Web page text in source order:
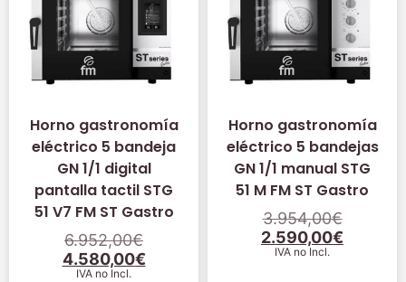
Horno gastronomía
eléctrico 5 bandeja
GN 1/1 digital
pantalla tactil STG
51 V7 FM ST Gastro
6.952,00€
4.580,00€
IVA no Incl.
Horno gastronomía
eléctrico 5 bandejas
GN 1/1 manual STG
51 M FM ST Gastro
3.954,00€
2.590,00€
IVA no Incl.